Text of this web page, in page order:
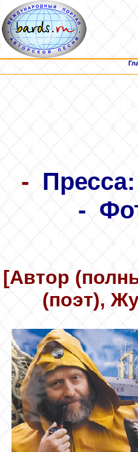
-
-
[Автор
(поэт),